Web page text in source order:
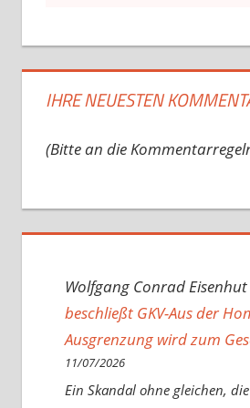
IHRE NEUESTEN
(Bitte an die
Wolfgang Conrad Eisenhut
beschließt GKV-Aus der
Ausgrenzung wird zum
11/07/2026
Ein Skandal ohne gleichen,